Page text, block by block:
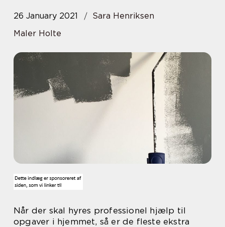
26 January 2021
Sara Henriksen
Maler Holte
Når der skal hyres professionel hjælp til
opgaver i hjemmet, så er de fleste ekstra